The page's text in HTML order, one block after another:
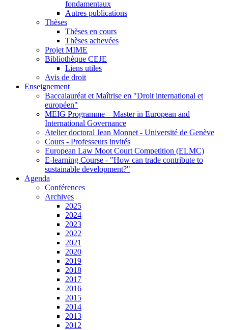
fondamentaux
Autres publications
Thèses
Thèses en cours
Thèses achevées
Projet MIME
Bibliothèque CEJE
Liens utiles
Avis de droit
Enseignement
Baccalauréat et Maîtrise en "Droit international et
européen"
MEIG Programme – Master in European and
International Governance
Atelier doctoral Jean Monnet - Université de Genève
Cours - Professeurs invités
European Law Moot Court Competition (ELMC)
E-learning Course - "How can trade contribute to
sustainable development?"
Agenda
Conférences
Archives
2025
2024
2023
2022
2021
2020
2019
2018
2017
2016
2015
2014
2013
2012